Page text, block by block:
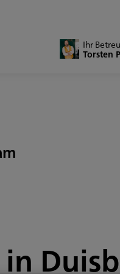
Ihr
Torsten
in